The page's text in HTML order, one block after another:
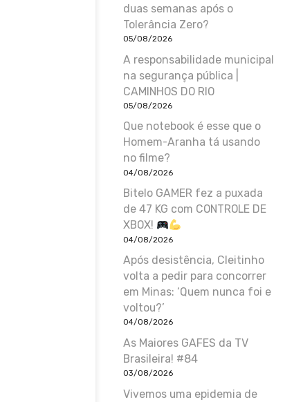
duas semanas após o
Tolerância Zero?
05/08/2026
A responsabilidade municipal
na segurança pública |
CAMINHOS DO RIO
05/08/2026
Que notebook é esse que o
Homem-Aranha tá usando
no filme?
04/08/2026
Bitelo GAMER fez a puxada
de 47 KG com CONTROLE DE
XBOX!
04/08/2026
Após desistência, Cleitinho
volta a pedir para concorrer
em Minas: ‘Quem nunca foi e
voltou?’
04/08/2026
As Maiores GAFES da TV
Brasileira! #84
03/08/2026
Vivemos uma epidemia de